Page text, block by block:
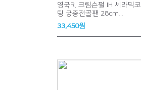
영국R. 크림슨펄 IH 세라믹코
팅 궁중전골팬 28cm...
33,450원